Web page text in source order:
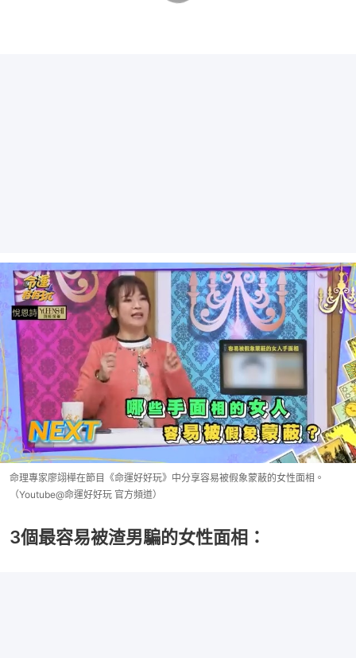
命理專家廖翊樺在節目《命運好好玩》中分享容易被假象蒙蔽的女性面相。
（Youtube@命運好好玩 官方頻道）
3個最容易被渣男騙的女性面相：